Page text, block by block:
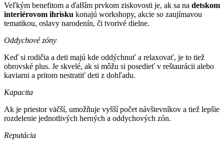
Veľkým benefitom a ďalším prvkom ziskovosti je, ak sa na detskom
interiérovom ihrisku konajú workshopy, akcie so zaujímavou
tematikou, oslavy narodenín, či tvorivé dielne.
Oddychové zóny
Keď si rodičia a deti majú kde oddýchnuť a relaxovať, je to tiež
obrovské plus. Je skvelé, ak si môžu si posedieť v reštaurácii alebo
kaviarni a pritom nestratiť deti z dohľadu.
Kapacita
Ak je priestor väčší, umožňuje vyšší počet návštevníkov a tiež lepšie
rozdelenie jednotlivých herných a oddychových zón.
Reputácia